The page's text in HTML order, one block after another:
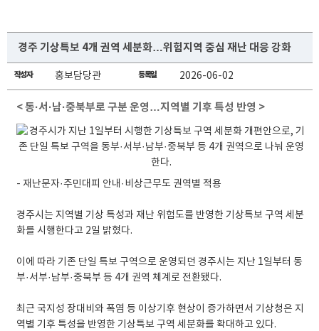
경주 기상특보 4개 권역 세분화…위험지역 중심 재난 대응 강화
작성자 홍보담당관 등록일 2026-06-02
< 동·서·남·중북부로 구분 운영…지역별 기후 특성 반영 >
- 재난문자·주민대피 안내·비상근무도 권역별 적용
경주시는 지역별 기상 특성과 재난 위험도를 반영한 기상특보 구역 세분
화를 시행한다고 2일 밝혔다.
이에 따라 기존 단일 특보 구역으로 운영되던 경주시는 지난 1일부터 동
부·서부·남부·중북부 등 4개 권역 체계로 전환됐다.
최근 국지성 장대비와 폭염 등 이상기후 현상이 증가하면서 기상청은 지
역별 기후 특성을 반영한 기상특보 구역 세분화를 확대하고 있다.